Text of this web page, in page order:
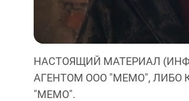
НАСТОЯЩИЙ МАТЕРИАЛ
АГЕНТОМ ООО "МЕМО", ЛИБО
"МЕМО".